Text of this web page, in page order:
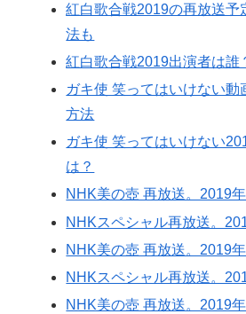
紅白歌合戦2019の再放送予
法も
紅白歌合戦2019出演者は誰
ガキ使 笑ってはいけない動
方法
ガキ使 笑ってはいけない
は？
NHK美の壺 再放送。2019
NHKスペシャル再放送。
NHK美の壺 再放送。2019
NHKスペシャル再放送。
NHK美の壺 再放送。2019